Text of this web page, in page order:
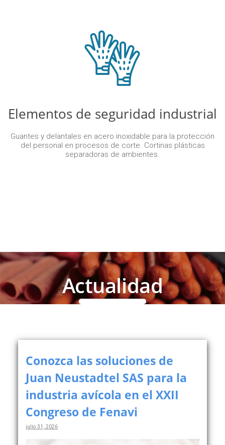
Elementos de seguridad industrial
Guantes y delantales en acero inoxidable para la protección
del personal en procesos de corte. Cortinas plásticas
separadoras de ambientes.
Actualidad
Conozca las soluciones de
Juan Neustadtel SAS para la
industria avícola en el XXII
Congreso de Fenavi
julio 31, 2026